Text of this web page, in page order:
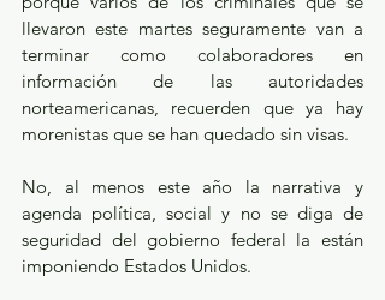
llevaron este martes seguramente van a
terminar como colaboradores en
información de las autoridades
norteamericanas, recuerden que ya hay
morenistas que se han quedado sin visas.
No, al menos este año la narrativa y
agenda política, social y no se diga de
seguridad del gobierno federal la están
imponiendo Estados Unidos.